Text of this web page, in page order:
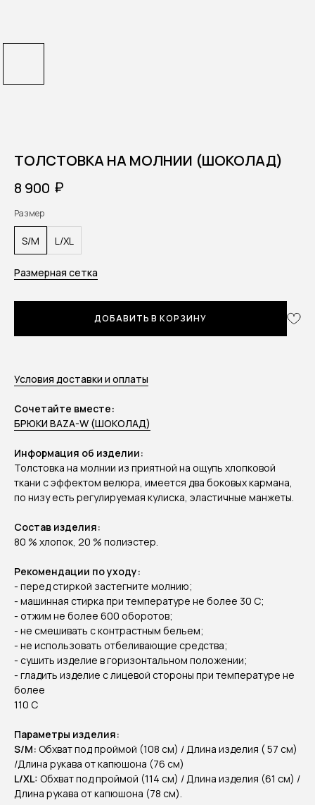
ТОЛСТОВКА НА МОЛНИИ (ШОКОЛАД)
8 900 ₽
Размер
S/M L/XL
Размерная сетка
ДОБАВИТЬ В КОРЗИНУ
Условия доставки и оплаты
Сочетайте вместе:
БРЮКИ BAZA-W (ШОКОЛАД)
Информация об изделии:
Толстовка на молнии из приятной на ощупь хлопковой
ткани с эффектом велюра, имеется два боковых кармана,
по низу есть регулируемая кулиска, эластичные манжеты.
Состав изделия:
80 % хлопок, 20 % полиэстер.
Рекомендации по уходу:
- перед стиркой застегните молнию;
- машинная стирка при температуре не более 30 C;
- отжим не более 600 оборотов;
- не смешивать с контрастным бельем;
- не использовать отбеливающие средства;
- сушить изделие в горизонтальном положении;
- гладить изделие с лицевой стороны при температуре не
более
110 С
Параметры изделия:
S/М: Обхват под проймой (108 см) / Длина изделия ( 57 см)
/Длина рукава от капюшона (76 см)
L/XL: Обхват под проймой (114 см) / Длина изделия (61 см) /
Длина рукава от капюшона (78 см).